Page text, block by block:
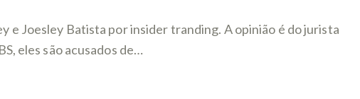
e Joesley Batista por insider tranding. A opinião é do jurista
eles são acusados de…